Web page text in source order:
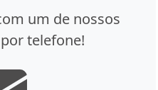
um de nossos
telefone!